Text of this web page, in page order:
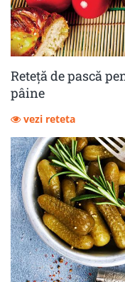
Reteță de pască
pâine
vezi reteta